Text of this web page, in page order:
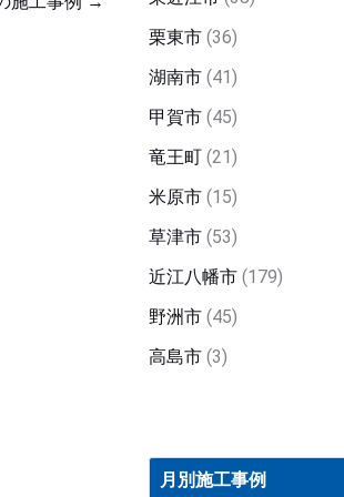
栗東市 (36)
湖南市 (41)
甲賀市 (45)
竜王町 (21)
米原市 (15)
草津市 (53)
近江八幡市 (179)
野洲市 (45)
高島市 (3)
月別施工事例
別